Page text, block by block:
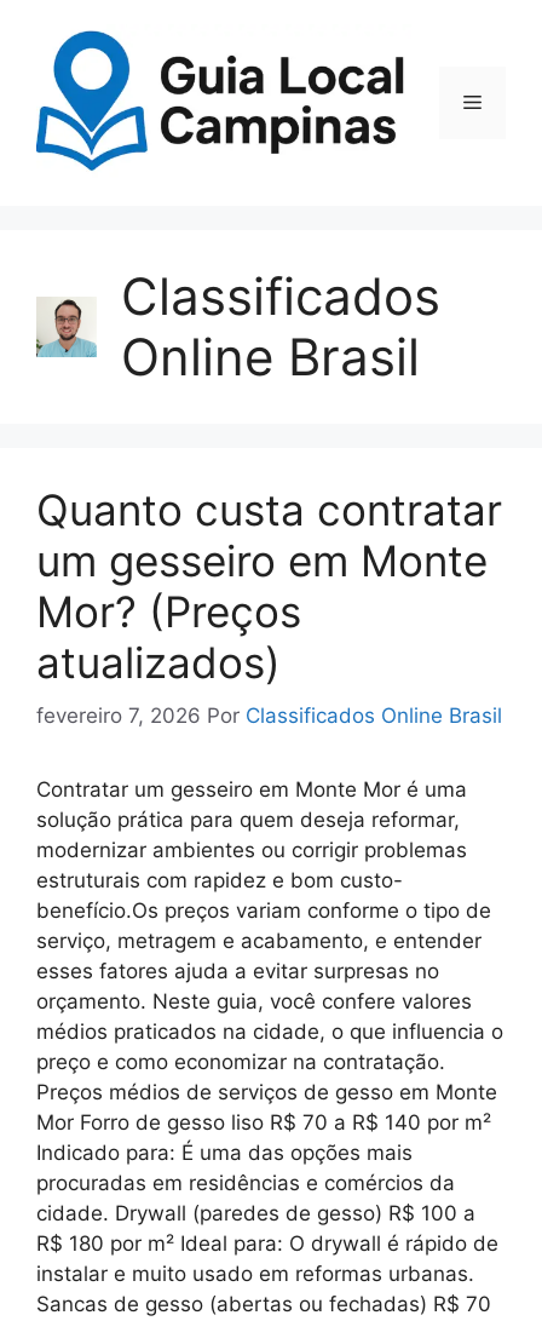
Classificados
Online Brasil
Quanto custa contratar
um gesseiro em Monte
Mor? (Preços
atualizados)
fevereiro 7, 2026 Por Classificados Online Brasil
Contratar um gesseiro em Monte Mor é uma
solução prática para quem deseja reformar,
modernizar ambientes ou corrigir problemas
estruturais com rapidez e bom custo-
benefício.Os preços variam conforme o tipo de
serviço, metragem e acabamento, e entender
esses fatores ajuda a evitar surpresas no
orçamento. Neste guia, você confere valores
médios praticados na cidade, o que influencia o
preço e como economizar na contratação.
Preços médios de serviços de gesso em Monte
Mor Forro de gesso liso R$ 70 a R$ 140 por m²
Indicado para: É uma das opções mais
procuradas em residências e comércios da
cidade. Drywall (paredes de gesso) R$ 100 a
R$ 180 por m² Ideal para: O drywall é rápido de
instalar e muito usado em reformas urbanas.
Sancas de gesso (abertas ou fechadas) R$ 70